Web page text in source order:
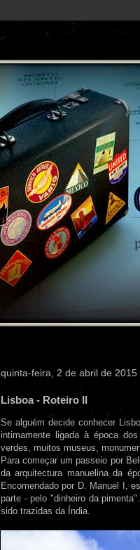
quinta-feira, 2 de abril de 2015
Lisboa - Roteiro II
Se alguém decide conhecer
intimamente ligada à época
verdes, muitos museus,
Para começar um passeio por
da arquitectura manuelina da
Encomendado por D. Manuel I,
parte - pelo "dinheiro da
sido trazidas da Índia.